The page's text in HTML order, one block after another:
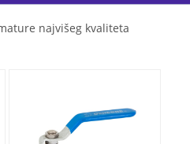
najvišeg kvaliteta